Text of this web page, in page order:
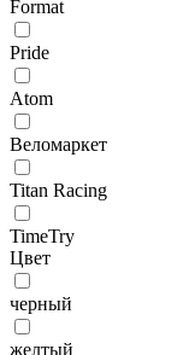
Format
Pride
Atom
Веломаркет
Titan Racing
TimeTry
Цвет
черный
желтый